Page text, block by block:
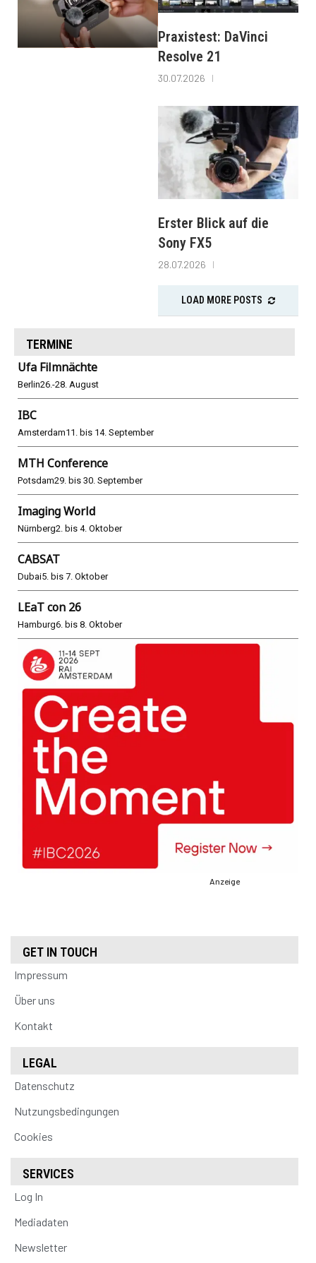
Praxistest: DaVinci
Resolve 21
30.07.2026
Erster Blick auf die
Sony FX5
28.07.2026
LOAD MORE POSTS
TERMINE
Ufa Filmnächte
Berlin26.-28. August
IBC
Amsterdam11. bis 14. September
MTH Conference
Potsdam29. bis 30. September
Imaging World
Nürnberg2. bis 4. Oktober
CABSAT
Dubai5. bis 7. Oktober
LEaT con 26
Hamburg6. bis 8. Oktober
Anzeige
GET IN TOUCH
Impressum
Über uns
Kontakt
LEGAL
Datenschutz
Nutzungsbedingungen
Cookies
SERVICES
Log In
Mediadaten
Newsletter